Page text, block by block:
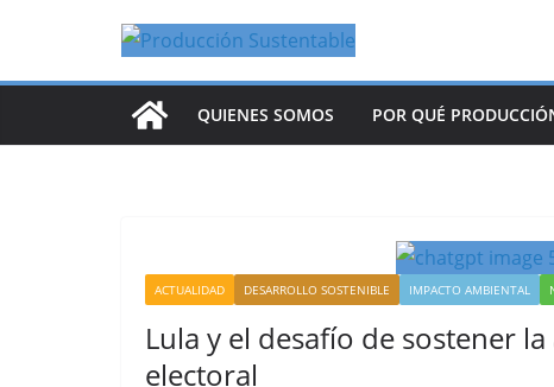
contenido
QUIENES SOMOS POR QUÉ
ACTUALIDAD DESARROLLO SOSTENIBLE IMPACTO AMBIENTAL
Lula y el desafío de sostener
electoral